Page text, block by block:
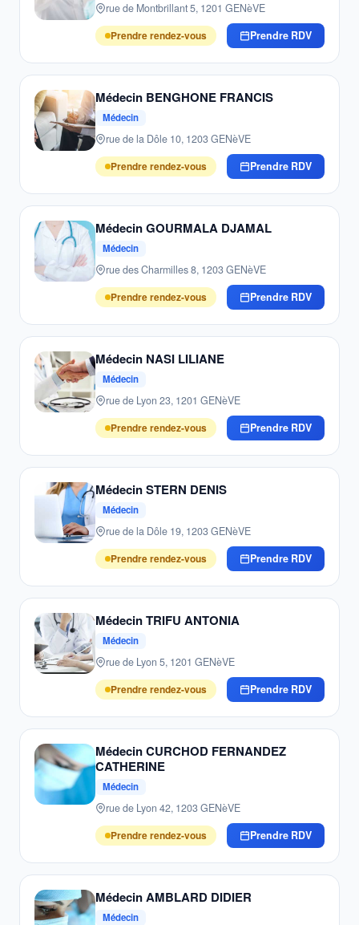
rue de Montbrillant 5, 1201 GENèVE
Prendre rendez-vous
Prendre RDV
Médecin BENGHONE FRANCIS
Médecin
rue de la Dôle 10, 1203 GENèVE
Prendre rendez-vous
Prendre RDV
Médecin GOURMALA DJAMAL
Médecin
rue des Charmilles 8, 1203 GENèVE
Prendre rendez-vous
Prendre RDV
Médecin NASI LILIANE
Médecin
rue de Lyon 23, 1201 GENèVE
Prendre rendez-vous
Prendre RDV
Médecin STERN DENIS
Médecin
rue de la Dôle 19, 1203 GENèVE
Prendre rendez-vous
Prendre RDV
Médecin TRIFU ANTONIA
Médecin
rue de Lyon 5, 1201 GENèVE
Prendre rendez-vous
Prendre RDV
Médecin CURCHOD FERNANDEZ
CATHERINE
Médecin
rue de Lyon 42, 1203 GENèVE
Prendre rendez-vous
Prendre RDV
Médecin AMBLARD DIDIER
Médecin